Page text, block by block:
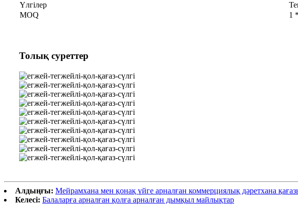
Үлгілер
MOQ
1
Толық суреттер
Алдыңғы: Мейрамхана мен қонақ үйге арналған коммерциялық дәретхана
Келесі: Балаларға арналған қолға арналған дымқыл майлықтар